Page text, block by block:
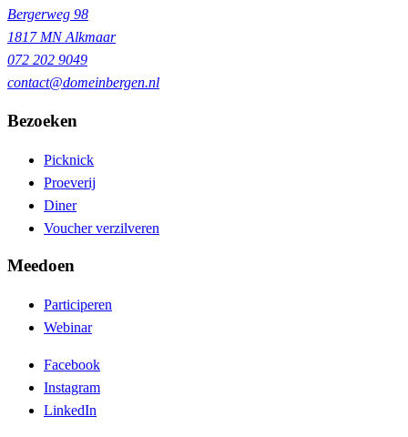
Bergerweg 98
1817 MN Alkmaar
072 202 9049
contact@domeinbergen.nl
Bezoeken
Picknick
Proeverij
Diner
Voucher verzilveren
Meedoen
Participeren
Webinar
Facebook
Instagram
LinkedIn